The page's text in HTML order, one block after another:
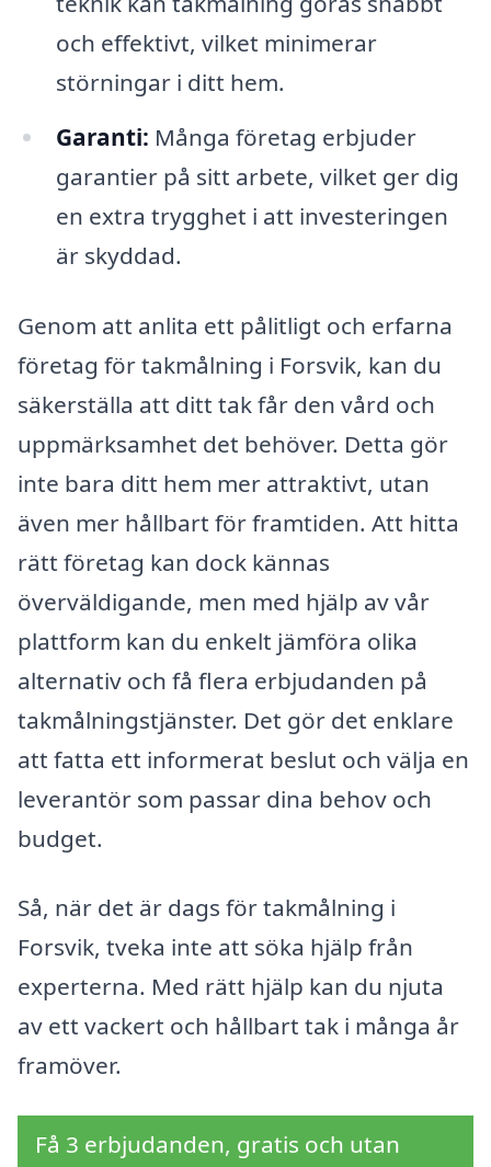
och effektivt, vilket minimerar
störningar i ditt hem.
Garanti: Många företag erbjuder
garantier på sitt arbete, vilket ger dig
en extra trygghet i att investeringen
är skyddad.
Genom att anlita ett pålitligt och erfarna
företag för takmålning i Forsvik, kan du
säkerställa att ditt tak får den vård och
uppmärksamhet det behöver. Detta gör
inte bara ditt hem mer attraktivt, utan
även mer hållbart för framtiden. Att hitta
rätt företag kan dock kännas
överväldigande, men med hjälp av vår
plattform kan du enkelt jämföra olika
alternativ och få flera erbjudanden på
takmålningstjänster. Det gör det enklare
att fatta ett informerat beslut och välja en
leverantör som passar dina behov och
budget.
Så, när det är dags för takmålning i
Forsvik, tveka inte att söka hjälp från
experterna. Med rätt hjälp kan du njuta
av ett vackert och hållbart tak i många år
framöver.
Få 3 erbjudanden, gratis och utan